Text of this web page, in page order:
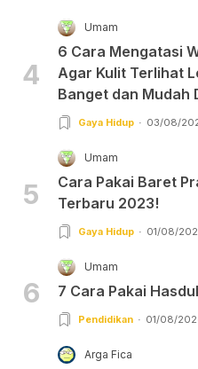
4
Umam
6 Cara Mengatasi
Agar Kulit Terlihat
Banget dan Mudah
Gaya Hidup 03/08/
5
Umam
Cara Pakai Baret
Terbaru 2023!
Gaya Hidup 01/08/
6
Umam
7 Cara Pakai
Pendidikan 01/08/
Arga Fica